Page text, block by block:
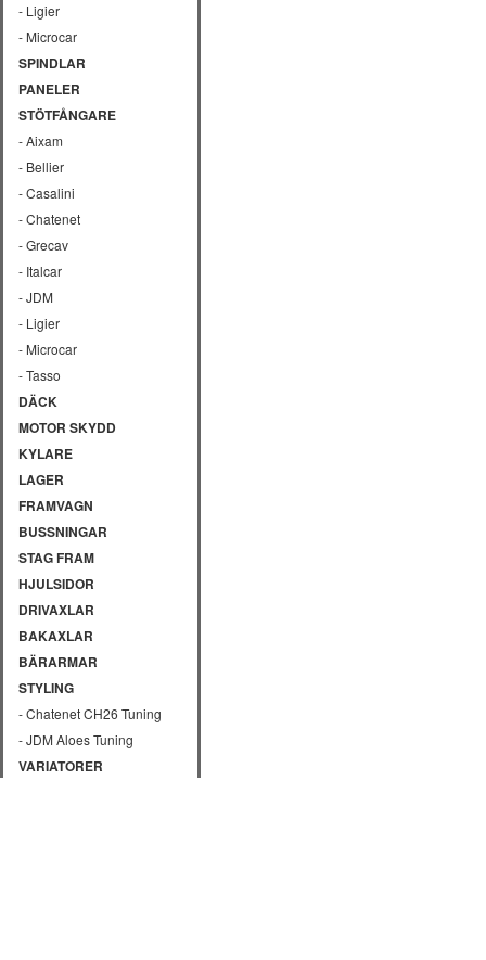
- Ligier
- Microcar
SPINDLAR
PANELER
STÖTFÅNGARE
- Aixam
- Bellier
- Casalini
- Chatenet
- Grecav
- Italcar
- JDM
- Ligier
- Microcar
- Tasso
DÄCK
MOTOR SKYDD
KYLARE
LAGER
FRAMVAGN
BUSSNINGAR
STAG FRAM
HJULSIDOR
DRIVAXLAR
BAKAXLAR
BÄRARMAR
STYLING
- Chatenet CH26 Tuning
- JDM Aloes Tuning
VARIATORER